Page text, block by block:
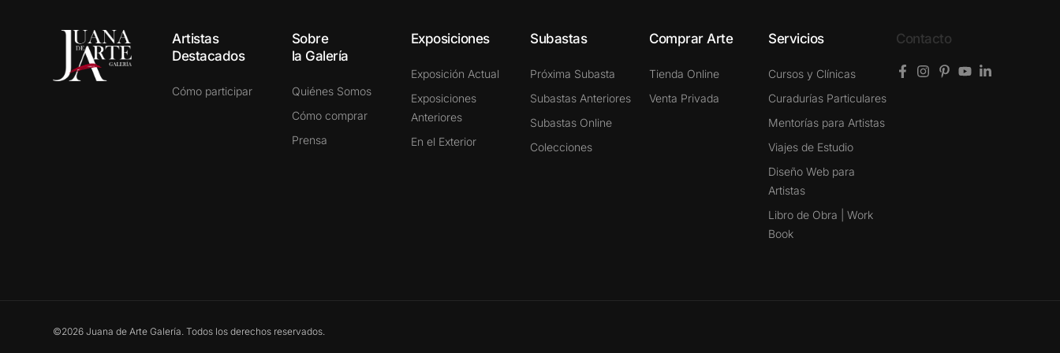
Artistas
Destacados
Cómo participar
Sobre
la Galería
Quiénes Somos
Cómo comprar
Prensa
Exposiciones
Exposición Actual
Exposiciones
Anteriores
En el Exterior
Subastas
Próxima Subasta
Subastas Anteriores
Subastas Online
Colecciones
Comprar Arte
Tienda Online
Venta Privada
Servicios
Cursos y Clínicas
Curadurías Particulares
Mentorías para Artistas
Viajes de Estudio
Diseño Web para
Artistas
Libro de Obra | Work
Book
Contacto
©2026 Juana de Arte Galería. Todos los derechos reservados.